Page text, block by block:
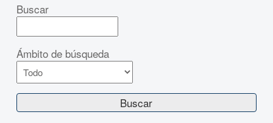
Buscar
Ámbito de búsqueda